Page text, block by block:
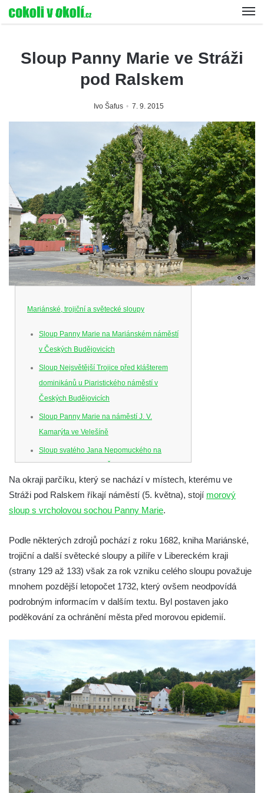
Sloup Panny Marie ve Stráži
pod Ralskem
Ivo Šafus 7. 9. 2015
Mariánské, trojiční a světecké sloupy
Sloup Panny Marie na Mariánském náměstí
v Českých Budějovicích
Sloup Nejsvětější Trojice před klášterem
dominikánů u Piaristického náměstí v
Českých Budějovicích
Sloup Panny Marie na náměstí J. V.
Kamarýta ve Velešíně
Sloup svatého Jana Nepomuckého na
Sloup Nejsvětější Trojice v Mirošovicích
Sloup se sochou Bolestného Krista (Ecce
Homo) na zahradě zámku Chrámce
Sloup Nejsvětější Trojice na náměstí
Republiky v Duchcově
Sloup Panny Marie u kostela Nalezení
svatého Kříže ve Frýdlantu
Sloup Panny Marie v Hostinném
Sloup Nejsvětější Trojice v Krásné u
Sloup s krucifixem u kostela svatého
Vavřince v Teplicích nad Metují
Selendrův sloup před klášterem
benediktýnů v Polici nad Metují
Sloup Panny Marie Bolestné v Polici nad
Sloup svaté Barbory v zámecké zahradě v
Teplicích
Sloup Nejsvětější Trojice před zámkem v
Na okraji parčíku, který se nachází v místech, kterému ve
Stráži pod Ralskem říkají náměstí (5. května), stojí morový
sloup s vrcholovou sochou Panny Marie.
Podle některých zdrojů pochází z roku 1682, kniha Mariánské,
trojiční a další světecké sloupy a pilíře v Libereckém kraji
(strany 129 až 133) však za rok vzniku celého sloupu považuje
mnohem pozdější letopočet 1732, který ovšem neodpovídá
podrobným informacím v dalším textu. Byl postaven jako
poděkování za ochránění města před morovou epidemií.